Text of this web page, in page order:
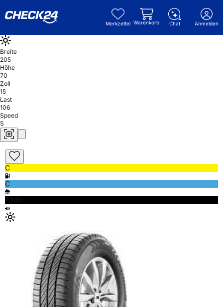
Merkzettel Warenkorb Chat Anmelden
Breite
205
Höhe
70
Zoll
15
Last
106
Speed
S
C
C
73db